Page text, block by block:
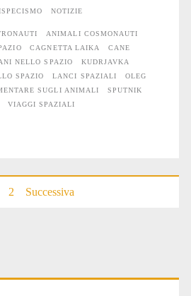
NOTIZIE
ANIMALI COSMONAUTI
CAGNETTA LAIKA
CANE
NELLO SPAZIO
KUDRJAVKA
SPAZIO LANCI SPAZIALI
OLEG
SUGLI ANIMALI
SPUTNIK
VIAGGI SPAZIALI
2 Successiva